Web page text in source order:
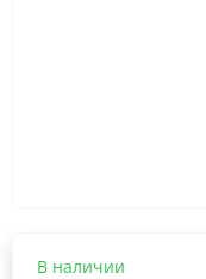
В наличии